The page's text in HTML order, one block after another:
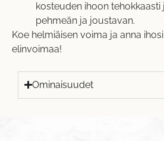
kosteuden ihoon tehokkaasti
pehmeän ja joustavan.
Koe helmiäisen voima ja anna
elinvoimaa!
Ominaisuudet